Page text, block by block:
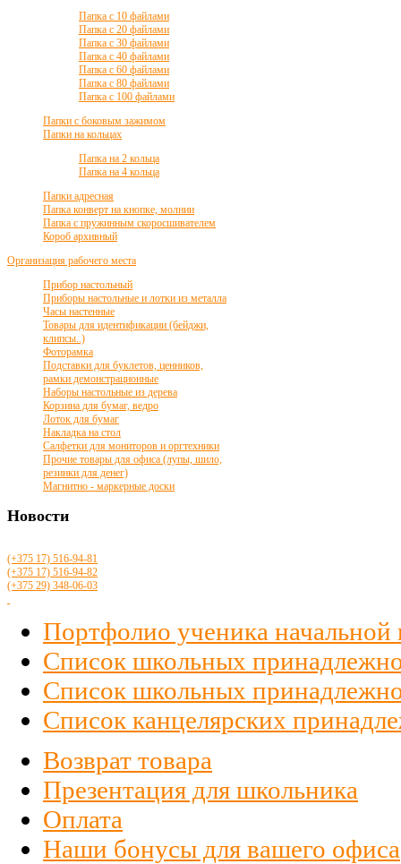
Папка с 10 файлами
Папка с 20 файлами
Папка с 30 файлами
Папка с 40 файлами
Папка с 60 файлами
Папка с 80 файлами
Папка с 100 файлами
Папки с боковым зажимом
Папки на кольцах
Папка на 2 кольца
Папка на 4 кольца
Папки адресная
Папка конверт на кнопке, молнии
Папка с пружинным скоросшивателем
Короб архивный
Организация рабочего места
Прибор настольный
Приборы настольные и лотки из металла
Часы настенные
Товары для идентификации (бейджи,
клипсы..)
Фоторамка
Подставки для буклетов, ценников,
рамки демонстрационные
Наборы настольные из дерева
Корзина для бумаг, ведро
Лоток для бумаг
Накладка на стол
Салфетки для мониторов и оргтехники
Прочие товары для офиса (лупы, шило,
резинки для денег)
Магнитно - маркерные доски
Новости
(+375 17) 516-94-81
(+375 17) 516-94-82
(+375 29) 348-06-03
Портфолио ученика
Список школьных
Список школьных
Список канцелярских
Возврат товара
Презентация для школьника
Оплата
Наши бонусы для вашего офиса